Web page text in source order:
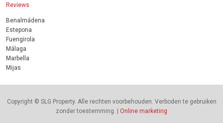
Reviews
Benalmádena
Estepona
Fuengirola
Málaga
Marbella
Mijas
Copyright © SLG Property. Alle rechten voorbehouden. Verboden te gebruiken
zonder toestemming. | Online marketing